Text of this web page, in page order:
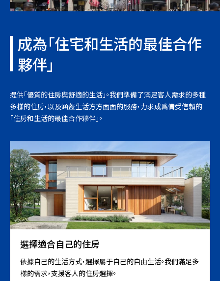
成為「住宅和生活的最佳合作
夥伴」
提供「優質的住房與舒適的生活」。我們準備了滿足客人需求的多種
多樣的住房，以及涵蓋生活方方面面的服務，力求成爲備受信賴的
「住房和生活的最佳合作夥伴」。
選擇適合自己的住房
依據自己的生活方式，選擇屬于自己的自由生活。我們滿足多
樣的需求，支援客人的住房選擇。